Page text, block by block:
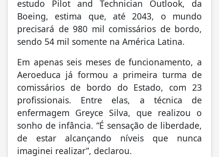
estudo Pilot and Technician Outlook, da
Boeing, estima que, até 2043, o mundo
precisará de 980 mil comissários de bordo,
sendo 54 mil somente na América Latina.
Em apenas seis meses de funcionamento, a
Aeroeduca já formou a primeira turma de
comissários de bordo do Estado, com 23
profissionais. Entre elas, a técnica de
enfermagem Greyce Silva, que realizou o
sonho de infância. “É sensação de liberdade,
de estar alcançando níveis que nunca
imaginei realizar”, declarou.